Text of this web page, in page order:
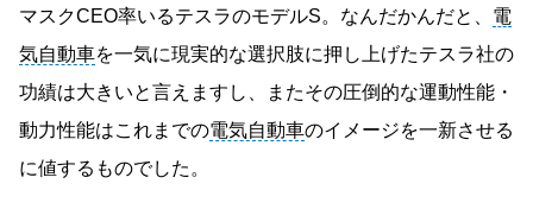
マスクCEO率いるテスラのモデルS。なんだかんだと、 電
気自動車を一気に現実的な選択肢に押し上げたテスラ社の
功績は大きいと言えますし、またその圧倒的な運動性能・
動力性能はこれまでの電気自動車のイメージを一新させる
に値するものでした。